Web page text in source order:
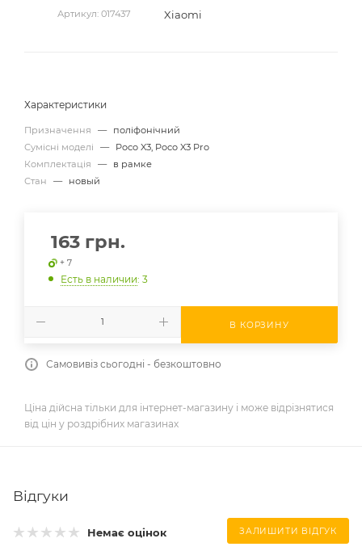
Артикул: 017437 Xiaomi
Характеристики
Призначення —
поліфонічний
Сумісні моделі
—
Poco X3, Poco X3 Pro
Комплектація
—
в рамке
Стан
— новый
163 грн.
+ 7
Есть в наличии: 3
В КОРЗИНУ
Самовивіз сьогодні - безкоштовно
Ціна дійсна тільки для інтернет-магазину і може відрізнятися
від цін у роздрібних магазинах
Відгуки
Немає оцінок ЗАЛИШИТИ ВІДГУК